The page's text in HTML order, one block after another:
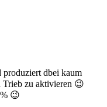
produziert dbei kaum
Trieb zu aktivieren 😉
😉